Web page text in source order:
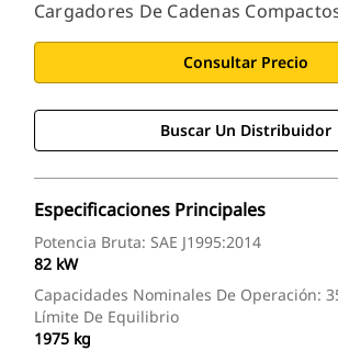
Cargadores De Cadenas
Consultar Precio
Buscar Un Distribuidor
Especificaciones Principales
Potencia Bruta: SAE J1995:2014
82 kW
Capacidades Nominales De Operación:
Límite De Equilibrio
1975 kg